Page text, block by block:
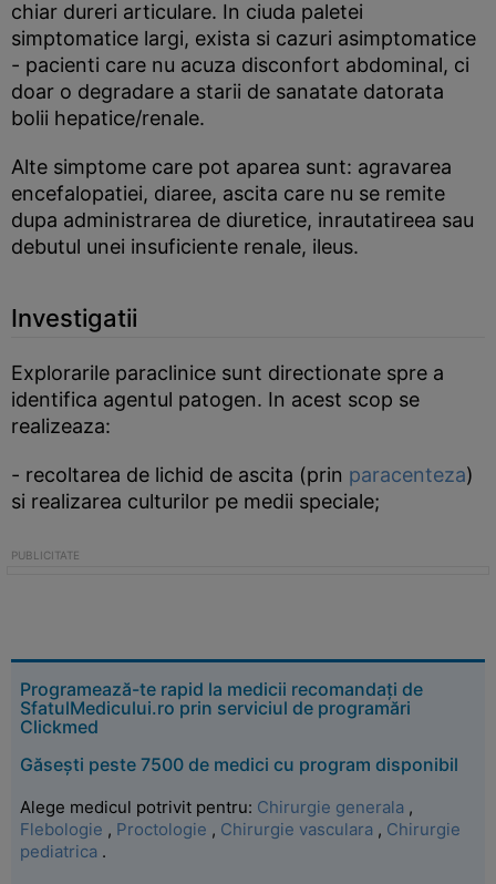
chiar dureri articulare. In ciuda paletei
simptomatice largi, exista si cazuri asimptomatice
- pacienti care nu acuza disconfort abdominal, ci
doar o degradare a starii de sanatate datorata
bolii hepatice/renale.
Alte simptome care pot aparea sunt: agravarea
encefalopatiei, diaree, ascita care nu se remite
dupa administrarea de diuretice, inrautatireea sau
debutul unei insuficiente renale, ileus.
Investigatii
Explorarile paraclinice sunt directionate spre a
identifica agentul patogen. In acest scop se
realizeaza:
- recoltarea de lichid de ascita (prin paracenteza)
si realizarea culturilor pe medii speciale;
Programează-te rapid la medicii recomandați de
SfatulMedicului.ro prin serviciul de programări
Clickmed
Găsești peste 7500 de medici cu program disponibil
Alege medicul potrivit pentru: Chirurgie generala ,
Flebologie , Proctologie , Chirurgie vasculara , Chirurgie
pediatrica .